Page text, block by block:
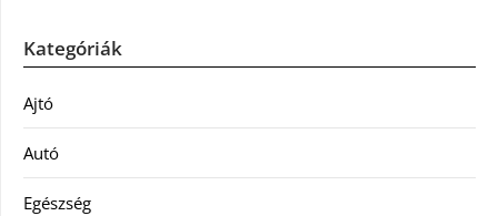
Kategóriák
Ajtó
Autó
Egészség